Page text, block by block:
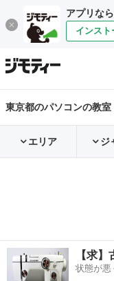
アプリな
インスト
東京都のパソコンの教
エリア ジ
【求
状態が悪